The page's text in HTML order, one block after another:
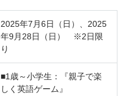
2025年7月6日（日）、2025
年9月28日（日） ※2日限
り
■1歳～小学生：『親子で楽
しく英語ゲーム』